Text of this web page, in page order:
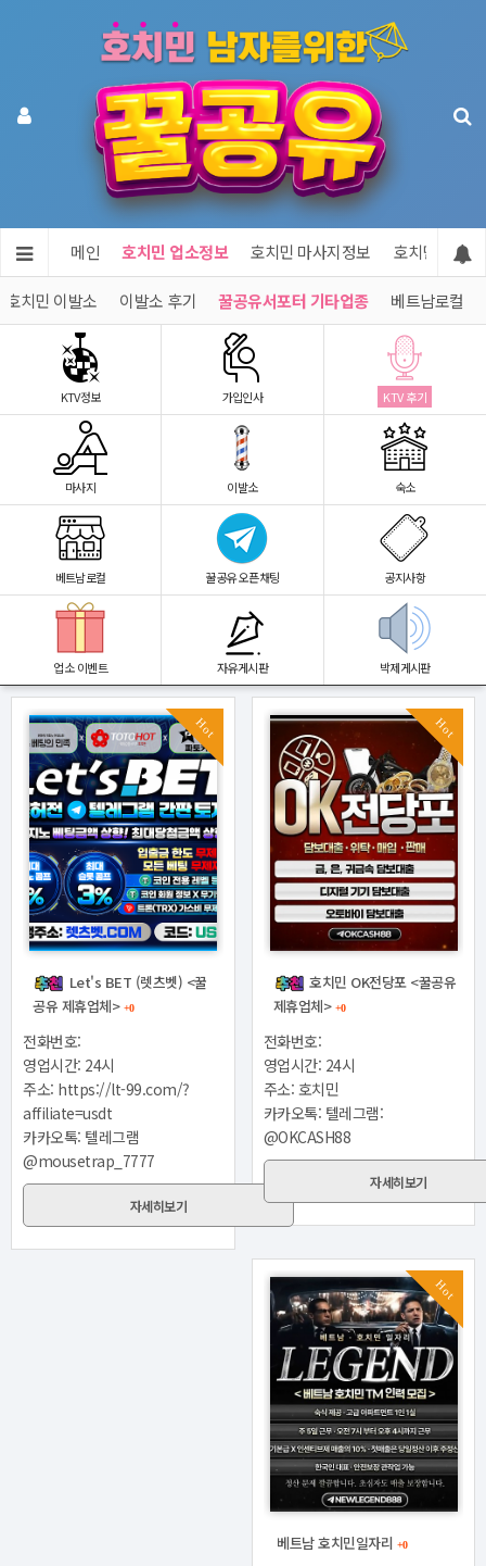
메인 호치민 업소정보 호치민 마사지정보 호치민 숙소
호치민 이발소 이발소 후기 꿀공유서포터 기타업종 베트남로컬
KTV정보 가입인사 KTV 후기
마사지 이발소 숙소
베트남로컬 꿀공유 오픈채팅 공지사항
업소 이벤트 자유게시판 박제게시판
Hot
Let's BET (렛츠벳) <꿀
공유 제휴업체> +0
전화번호:
영업시간: 24시
주소: https://lt-99.com/?
affiliate=usdt
카카오톡: 텔레그램
@mousetrap_7777
자세히보기
Hot
호치민 OK전당포 <꿀공유
제휴업체> +0
전화번호:
영업시간: 24시
주소: 호치민
카카오톡: 텔레그램:
@OKCASH88
자세히보기
Hot
베트남 호치민일자리 +0